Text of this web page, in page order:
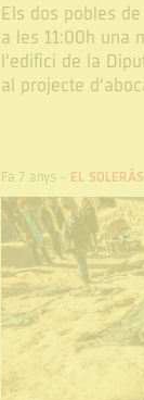
Els dos pobles
a les 11:00h una
l’edifici de la
al projecte
Fa 7 anys - EL SOLERÀS